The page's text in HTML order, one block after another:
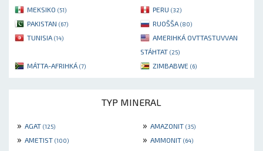
MEKSIKO (51) PERU (32)
PAKISTAN (67) RUOŠŠA (80)
TUNISIA (14)
AMERIHKÁ OVTTASTUVVAN
STÁHTAT (25)
MÁTTA-AFRIHKÁ (7) ZIMBABWE (6)
TYP MINERAL
» AGAT (125) » AMAZONIT (35)
» AMETIST (100) » AMMONIT (64)